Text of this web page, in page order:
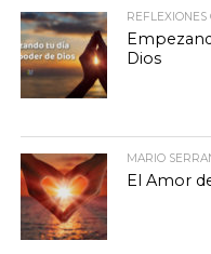
REFLEXIONES
Dios
MARIO
El Amor